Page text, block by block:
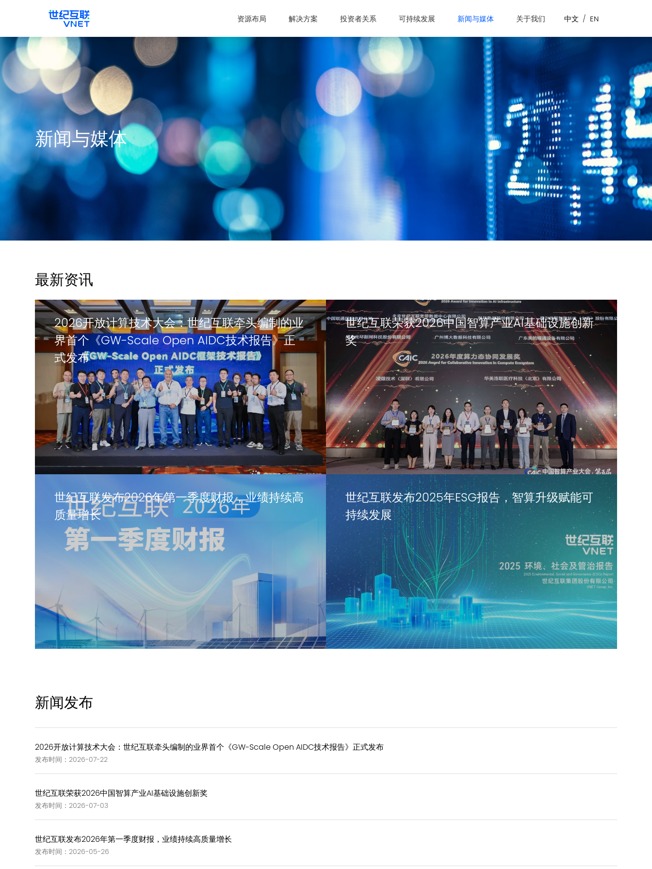
资源布局 解决方案 投资者关系 可持续发展 新闻与媒体 关于我们 中文 / EN
新闻与媒体
最新资讯
2026开放计算技术大会：世纪互联牵头编制的业
界首个《GW-Scale Open AIDC技术报告》正
式发布
世纪互联荣获2026中国智算产业AI基础设施创新
奖
世纪互联发布2026年第一季度财报，业绩持续高
质量增长
世纪互联发布2025年ESG报告，智算升级赋能可
持续发展
新闻发布
2026开放计算技术大会：世纪互联牵头编制的业界首个《GW-Scale Open AIDC技术报告》正式发布
发布时间：2026-07-22
世纪互联荣获2026中国智算产业AI基础设施创新奖
发布时间：2026-07-03
世纪互联发布2026年第一季度财报，业绩持续高质量增长
发布时间：2026-05-26